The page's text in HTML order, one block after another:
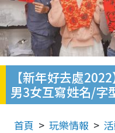
【新年好去處
男3女互寫姓名/字
首頁 玩樂情報